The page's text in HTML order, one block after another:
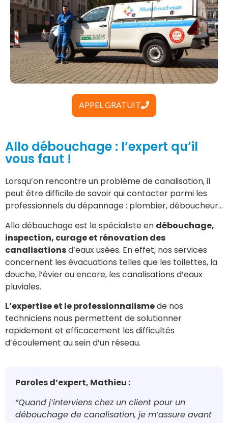
APPEL GRATUIT
Allo débouchage : l’expert qu’il
vous faut !
Lorsqu’on rencontre un problème de canalisation, il
peut être difficile de savoir qui contacter parmi les
professionnels du dépannage : plombier, déboucheur…
Allo débouchage est le spécialiste en débouchage,
inspection, curage et rénovation des
canalisationsd’eaux usées. En effet, nos services
concernent les évacuations telles que les toilettes, la
douche, l’évier ou encore, les canalisations d’eaux
pluviales.
L’expertise et le professionnalismede nos
techniciens nous permettent de solutionner
rapidement et efficacement les difficultés
d’écoulement au sein d’un réseau.
Paroles d’expert, Mathieu :
“Quand j’interviens chez un client pour un
débouchage de canalisation, je m’assure avant